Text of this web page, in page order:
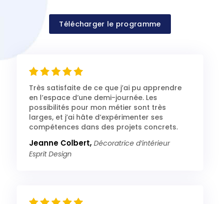
Télécharger le programme
Très satisfaite de ce que j’ai pu apprendre
en l’espace d’une demi-journée. Les
possibilités pour mon métier sont très
larges, et j’ai hâte d’expérimenter ses
compétences dans des projets concrets.
Jeanne Colbert,Décoratrice d’intérieur
Esprit Design